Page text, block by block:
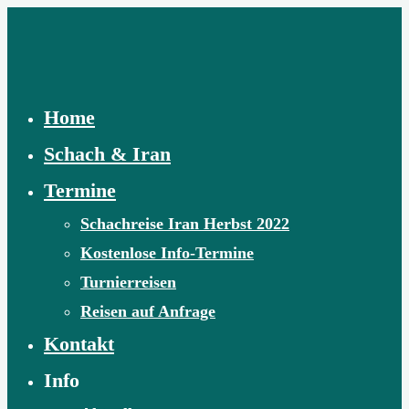
Home
Schach & Iran
Termine
Schachreise Iran Herbst 2022
Kostenlose Info-Termine
Turnierreisen
Reisen auf Anfrage
Kontakt
Info